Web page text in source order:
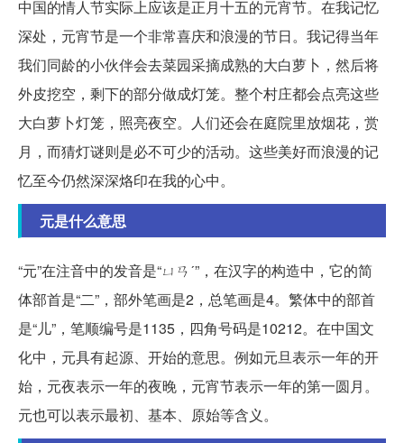
中国的情人节实际上应该是正月十五的元宵节。在我记忆
深处，元宵节是一个非常喜庆和浪漫的节日。我记得当年
我们同龄的小伙伴会去菜园采摘成熟的大白萝卜，然后将
外皮挖空，剩下的部分做成灯笼。整个村庄都会点亮这些
大白萝卜灯笼，照亮夜空。人们还会在庭院里放烟花，赏
月，而猜灯谜则是必不可少的活动。这些美好而浪漫的记
忆至今仍然深深烙印在我的心中。
元是什么意思
“元”在注音中的发音是“ㄩㄢˊ”，在汉字的构造中，它的简
体部首是“二”，部外笔画是2，总笔画是4。繁体中的部首
是“儿”，笔顺编号是1135，四角号码是10212。在中国文
化中，元具有起源、开始的意思。例如元旦表示一年的开
始，元夜表示一年的夜晚，元宵节表示一年的第一圆月。
元也可以表示最初、基本、原始等含义。